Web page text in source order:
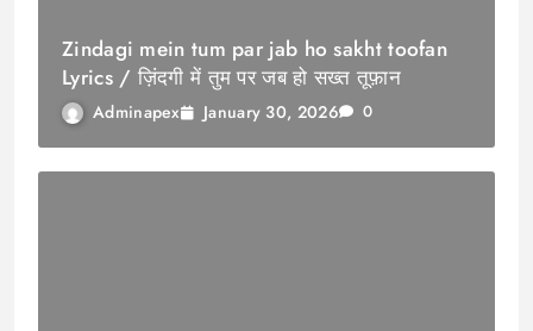
Zindagi mein tum par jab ho sakht toofan
Lyrics / ज़िंदगी में तुम पर जब हो सख्त तूफ़ान
Adminapex January 30, 2026 0